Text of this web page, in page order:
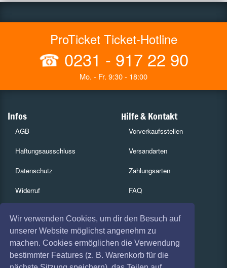
Wir verwenden Cookies, um dir den Besuch auf
unserer Website möglichst angenehm zu
machen. Cookies ermöglichen die Verwendung
bestimmter Features (z. B. Warenkorb für die
ProTicket Ticket-Hotline
☎ 0231 - 917 22 90
Mo. - Fr. 9:30 - 18:00
Infos
AGB
Haftungsausschluss
Datenschutz
Widerruf
Absagen
Hilfe & Kontakt
Vorverkaufsstellen
Versandarten
Zahlungsarten
FAQ
Services
Gutscheine
Geschäftskunden